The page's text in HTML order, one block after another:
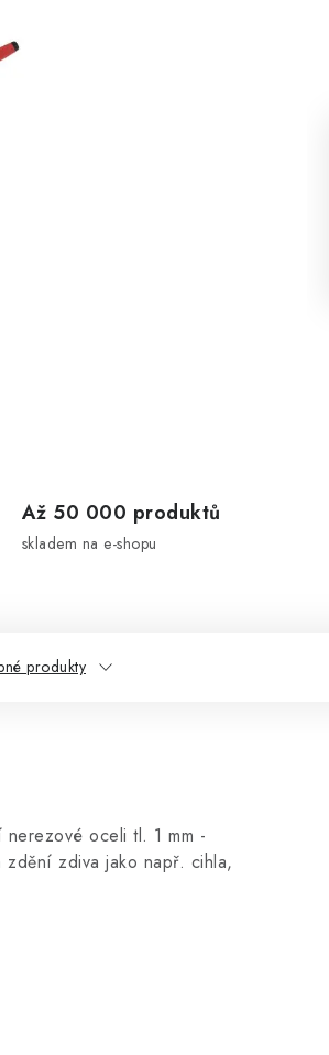
Až 50 000 produktů
skladem na e-shopu
produkty
oceli tl. 1 mm -
zdiva jako např. cihla,